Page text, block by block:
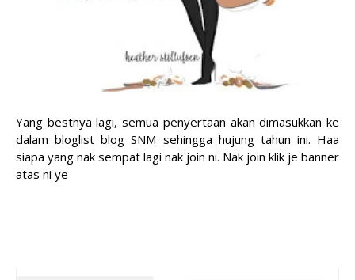
Yang bestnya lagi, semua penyertaan akan dimasukkan ke
dalam bloglist blog SNM sehingga hujung tahun ini. Haa
siapa yang nak sempat lagi nak join ni. Nak join klik je banner
atas ni ye